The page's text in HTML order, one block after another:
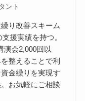
ント
り改善スキーム
援実績を持つ。
演会2,000回以
整えることで利
金繰りを実現す
お気軽にご相談